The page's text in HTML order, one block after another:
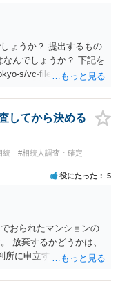
ょうか？ 提出するもの
んでしょうか？ 下記を
s/vc-files/tokyo-s/file/
してから決める
続
#相続人調査・確定
役にたった 5
おられたマンションの
放棄するかどうかは、
所に申立すれば3カ月の
やサラ金が数年も放置